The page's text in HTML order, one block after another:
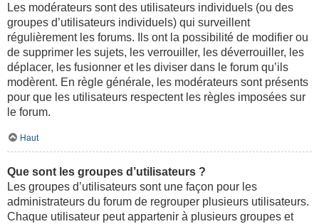
Les modérateurs sont des utilisateurs individuels (ou des
groupes d’utilisateurs individuels) qui surveillent
régulièrement les forums. Ils ont la possibilité de modifier ou
de supprimer les sujets, les verrouiller, les déverrouiller, les
déplacer, les fusionner et les diviser dans le forum qu’ils
modèrent. En règle générale, les modérateurs sont présents
pour que les utilisateurs respectent les règles imposées sur
le forum.
Haut
Que sont les groupes d’utilisateurs ?
Les groupes d’utilisateurs sont une façon pour les
administrateurs du forum de regrouper plusieurs utilisateurs.
Chaque utilisateur peut appartenir à plusieurs groupes et